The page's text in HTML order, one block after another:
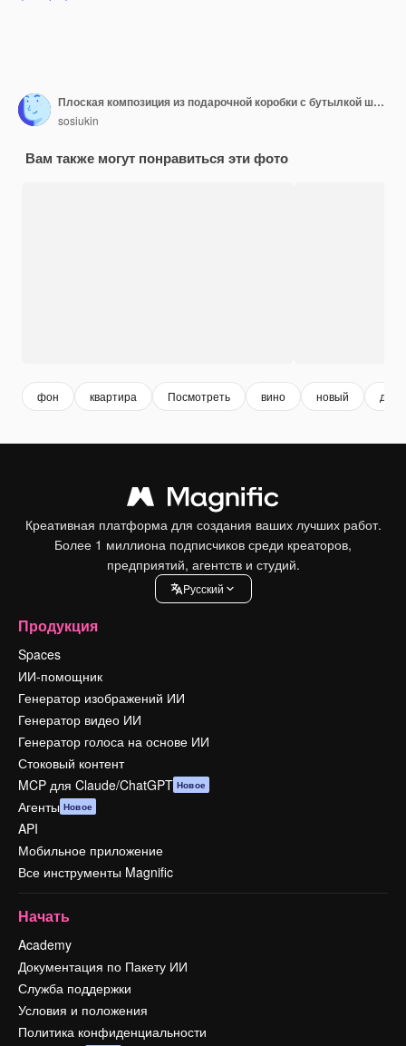
Плоская композиция из подарочной коробки с бутылкой шампанского, лент и конфетти на цветном фоне Плоская планировка, вид сверху, праздничная концепция
sosiukin
Вам также могут понравиться эти фото
фон квартира Посмотреть вино новый
Креативная платформа для создания ваших лучших работ.
Более 1 миллиона подписчиков среди креаторов,
предприятий, агентств и студий.
Pусский
Продукция
Spaces
ИИ-помощник
Генератор изображений ИИ
Генератор видео ИИ
Генератор голоса на основе ИИ
Стоковый контент
MCP для Claude/ChatGPT Новое
Агенты Новое
API
Мобильное приложение
Все инструменты Magnific
Начать
Academy
Документация по Пакету ИИ
Служба поддержки
Условия и положения
Политика конфиденциальности